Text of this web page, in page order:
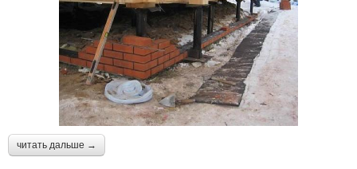
читать дальше →